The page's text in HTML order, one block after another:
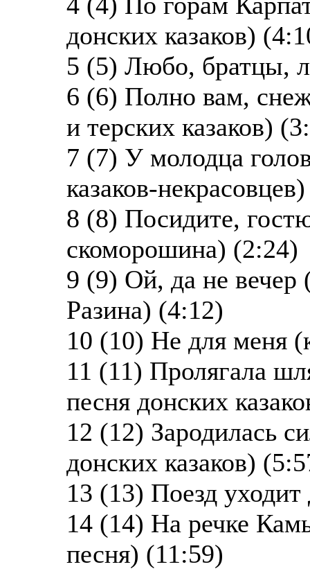
донских казаков)
5 (5) Любо, братцы,
6 (6) Полно вам,
и терских казаков)
7 (7) У молодца
казаков-
8 (8) Посидите,
скоморошина) (2:24)
9 (9) Ой, да не вечер
Разина) (4:12)
10 (10) Не для меня
11 (11) Пролягала
песня донских
12 (12) Зародилась
донских казаков)
13 (13) Поезд
14 (14) На речке
песня) (11:59)